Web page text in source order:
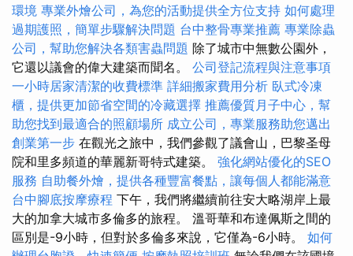
環境 專業外燴公司，為您的活動提供全方位支持 如何處理
過期護照，簡單步驟解決問題 台中整骨專業推薦 專業除蟲
公司，幫助您解決各類害蟲問題 除了城市中無數公園外，
它還以議會的偉大建築而聞名。 公司登記流程與注意事項
一小時居家清潔的收費標準 詳細搬家費用分析 臥式冷凍
櫃，提供更加節省空間的冷藏選擇 推薦優質月子中心，幫
助您找到最適合的照顧場所 成立公司，專業服務助您邁出
創業第一步 在觀光之旅中，我們參觀了議會山，巴黎圣母
院和里多頻道的華麗新哥特式建築。 強化網站優化的SEO
服務 自助餐外燴，提供各種豐富餐點，讓每個人都能滿意
台中腳底按摩療程 下午，我們將繼續前往安大略湖岸上最
大的加拿大城市多倫多的旅程。 溫哥華和布達佩斯之間的
區別是-9小時，但對於多倫多來說，它僅為-6小時。 如何